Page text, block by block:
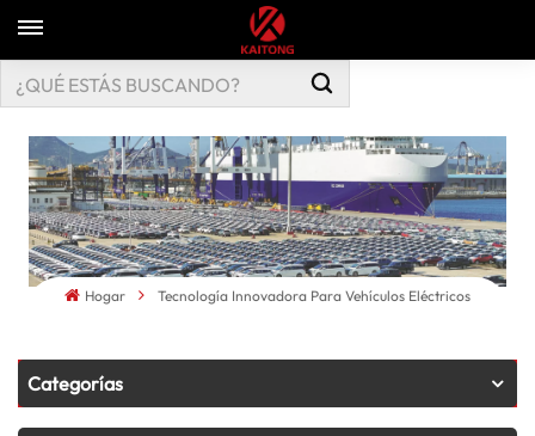
Hogar Tecnología Innovadora Para Vehículos Eléctricos
Categorías